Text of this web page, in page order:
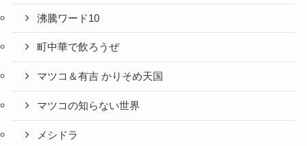
沸騰ワード10
町中華で飲ろうぜ
マツコ＆有吉 かりそめ天国
マツコの知らない世界
メシドラ